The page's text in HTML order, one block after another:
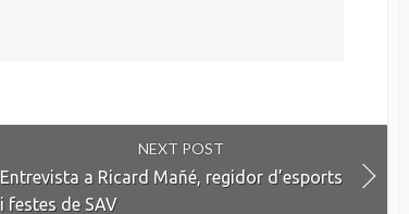
NEXT POST
Entrevista a Ricard Mañé, regidor d’esports
i festes de SAV